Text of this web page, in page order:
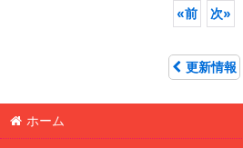
«前 次»
更新情報
ホーム